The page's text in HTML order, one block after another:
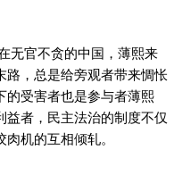
无官不贪的中国，薄熙来
路，总是给旁观者带来惆怅
的受害者也是参与者薄熙
者，民主法治的制度不仅
机的互相倾轧。